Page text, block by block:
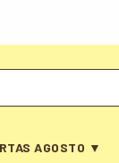
AGOSTO ▼